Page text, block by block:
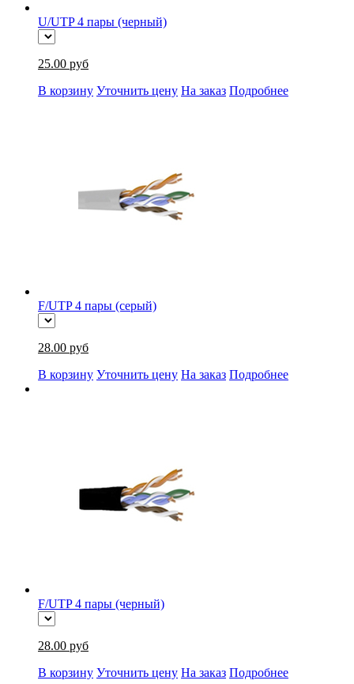
U/UTP 4 пары (черный)
25.00 руб
В корзину Уточнить цену На заказ Подробнее
F/UTP 4 пары (серый)
28.00 руб
В корзину Уточнить цену На заказ Подробнее
F/UTP 4 пары (черный)
28.00 руб
В корзину Уточнить цену На заказ Подробнее